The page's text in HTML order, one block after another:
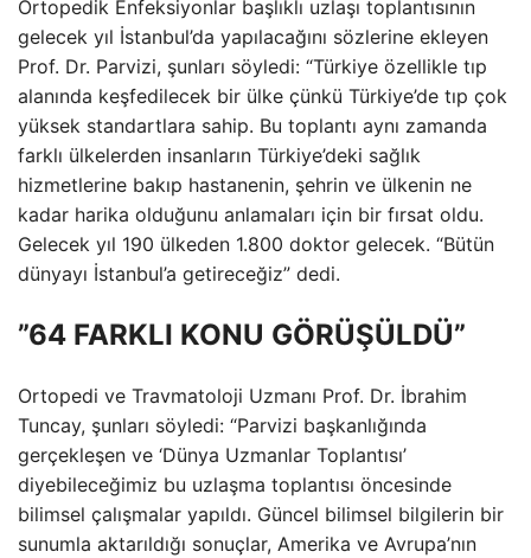
Ortopedik Enfeksiyonlar başlıklı uzlaşı toplantısının
gelecek yıl İstanbul’da yapılacağını sözlerine ekleyen
Prof. Dr. Parvizi, şunları söyledi: “Türkiye özellikle tıp
alanında keşfedilecek bir ülke çünkü Türkiye’de tıp çok
yüksek standartlara sahip. Bu toplantı aynı zamanda
farklı ülkelerden insanların Türkiye’deki sağlık
hizmetlerine bakıp hastanenin, şehrin ve ülkenin ne
kadar harika olduğunu anlamaları için bir fırsat oldu.
Gelecek yıl 190 ülkeden 1.800 doktor gelecek. “Bütün
dünyayı İstanbul’a getireceğiz” dedi.
”64 FARKLI KONU GÖRÜŞÜLDÜ”
Ortopedi ve Travmatoloji Uzmanı Prof. Dr. İbrahim
Tuncay, şunları söyledi: “Parvizi başkanlığında
gerçekleşen ve ‘Dünya Uzmanlar Toplantısı’
diyebileceğimiz bu uzlaşma toplantısı öncesinde
bilimsel çalışmalar yapıldı. Güncel bilimsel bilgilerin bir
sunumla aktarıldığı sonuçlar, Amerika ve Avrupa’nın